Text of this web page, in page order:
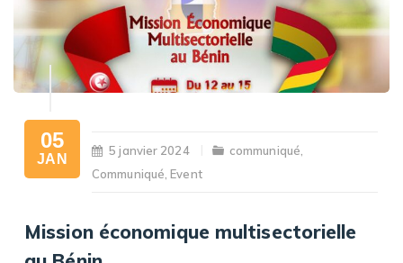
05
JAN
5 janvier 2024 communiqué
Communiqué ,Event
Mission économique multisectorielle